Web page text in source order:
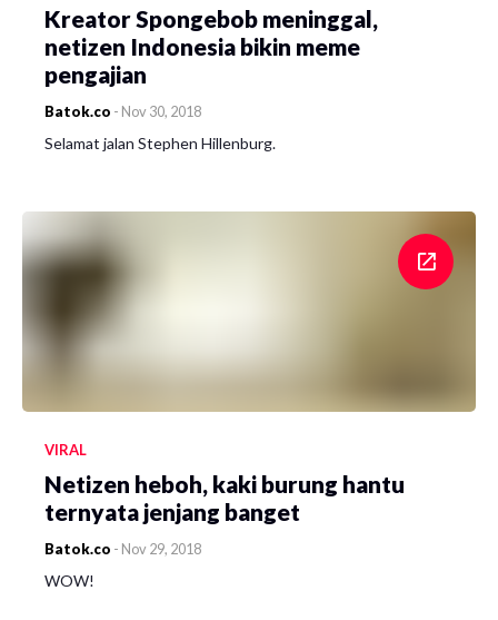
Kreator Spongebob meninggal,
netizen Indonesia bikin meme
pengajian
Batok.co - Nov 30, 2018
Selamat jalan Stephen Hillenburg.
VIRAL
Netizen heboh, kaki burung hantu
ternyata jenjang banget
Batok.co - Nov 29, 2018
WOW!